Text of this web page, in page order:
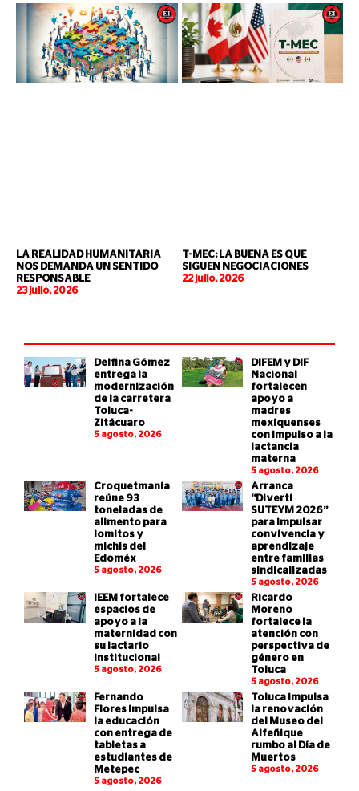
LA REALIDAD HUMANITARIA
NOS DEMANDA UN SENTIDO
RESPONSABLE
23 julio, 2026
T-MEC: LA BUENA ES QUE
SIGUEN NEGOCIACIONES
22 julio, 2026
Delfina Gómez
entrega la
modernización
de la carretera
Toluca-
Zitácuaro
5 agosto, 2026
DIFEM y DIF
Nacional
fortalecen
apoyo a
madres
mexiquenses
con impulso a la
lactancia
materna
5 agosto, 2026
Croquetmanía
reúne 93
toneladas de
alimento para
lomitos y
michis del
Edoméx
5 agosto, 2026
Arranca
“Diverti
SUTEYM 2026”
para impulsar
convivencia y
aprendizaje
entre familias
sindicalizadas
5 agosto, 2026
IEEM fortalece
espacios de
apoyo a la
maternidad con
su lactario
institucional
5 agosto, 2026
Ricardo
Moreno
fortalece la
atención con
perspectiva de
género en
Toluca
5 agosto, 2026
Fernando
Flores impulsa
la educación
con entrega de
tabletas a
estudiantes de
Metepec
5 agosto, 2026
Toluca impulsa
la renovación
del Museo del
Alfeñique
rumbo al Día de
Muertos
5 agosto, 2026